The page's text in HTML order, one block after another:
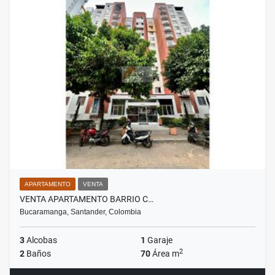
APARTAMENTO VENTA
VENTA APARTAMENTO BARRIO C…
Bucaramanga, Santander, Colombia
3Alcobas 1 Garaje
2 Baños 70Área m2